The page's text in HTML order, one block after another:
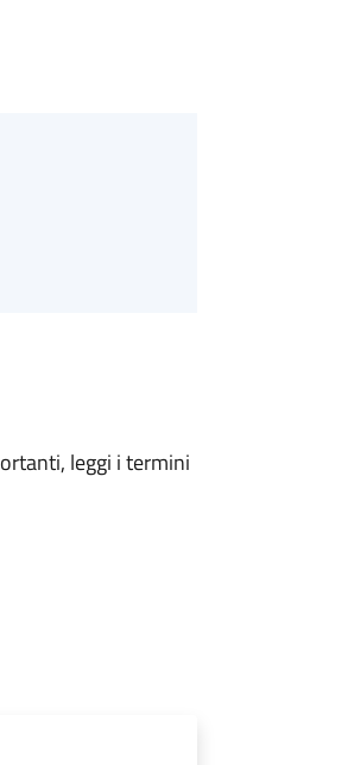
leggi i termini